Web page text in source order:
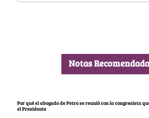
Notas
Por qué el abogado de Petro se reunió con la congresista
el Presidente